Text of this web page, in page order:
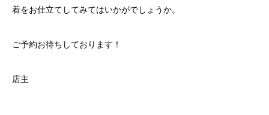
着をお仕立てしてみてはいかがでしょうか。
ご予約お待ちしております！
店主